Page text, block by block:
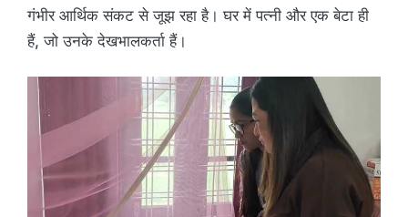
गंभीर आर्थिक संकट से जूझ रहा है। घर में पत्नी और एक बेटा ही
हैं, जो उनके देखभालकर्ता हैं।